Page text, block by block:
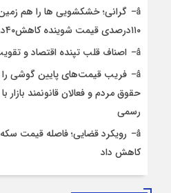
گرانی؛ خشکشویی‌ ها را هم
۱۱۰درصدی قیمت شوینده کاهش۴۰درصدی تقاضا
اصناف قلب تپنده اقتصاد و
فریب قیمت‌های پایین گوشی را
حقوق مردم و فعالان قانونمند
رسمی
رویکرد قضایی؛ فاصله قیمت
کاهش داد